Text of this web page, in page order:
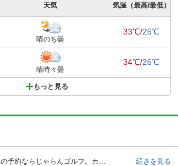
天気 気温（最高/最低）
晴のち曇
33℃/26℃
晴時々曇
34℃/26℃
もっと見る
朝日野カントリー倶楽部の予約ならじゃらんゴルフ。カートの有無や利用税、キャンセル料、ナイター設備、駐車場などのコース情報はもちろん、口コミ、フォトギャラリーなどコースの難易度や攻略に役立つ情報充実、予約する度にポイントが貯まるのでお得にゴルフをお楽しみ頂けます。 朝日野カントリー倶楽部はジャパンエースゴルフ倶楽部の姉妹コースとして、滋賀の湖東に広がる蒲生野に設計された美しい丘陵コースの気品高いゴルフコースとなっています。関西地方や中部地方からのアクセスも良く、特に自動車でのアクセスは名神高速道路の竜王インターチェンジで降りて約15分という非常に便利な場所にあります。大阪からは1時間20分ほどで到着できます。最新式の電磁誘導式バッテリーカートも導入されていますし、練習場180ヤード10打席も完備されています。男性用の浴室にはサウナもあり、女性用の浴室にはパウダールームが完備されており、クラブハウス内に１階と２階にはゆったりと時間を過ごすことができるラウンジもあります。 続きを見る